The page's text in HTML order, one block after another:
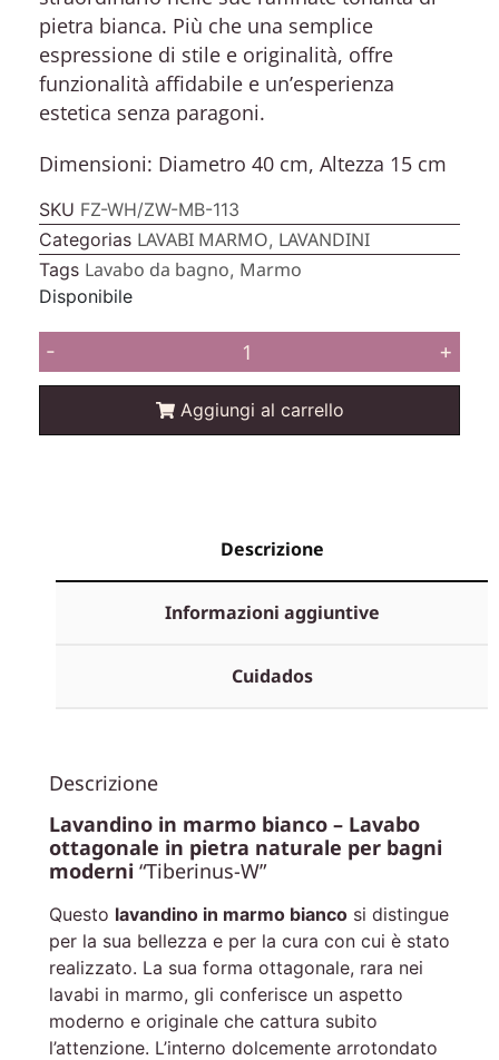
pietra bianca. Più che una semplice
espressione di stile e originalità, offre
funzionalità affidabile e un’esperienza
estetica senza paragoni.
Dimensioni: Diametro 40 cm, Altezza 15 cm
SKU FZ-WH/ZW-MB-113
Categorias LAVABI MARMO, LAVANDINI
Tags Lavabo da bagno, Marmo
Disponibile
- +
Aggiungi al carrello
Descrizione
Informazioni aggiuntive
Cuidados
Descrizione
Lavandino in marmo bianco – Lavabo
ottagonale in pietra naturale per bagni
moderni “Tiberinus-W”
Questo lavandino in marmo bianco si distingue
per la sua bellezza e per la cura con cui è stato
realizzato. La sua forma ottagonale, rara nei
lavabi in marmo, gli conferisce un aspetto
moderno e originale che cattura subito
l’attenzione. L’interno dolcemente arrotondato